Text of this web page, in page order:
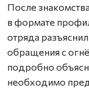
После
в формате
отряда
обращения с
подробно
необходимо